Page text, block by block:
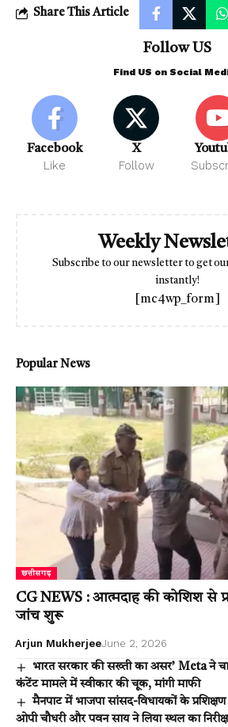
Share This Article
Follow US
Find US on Social
Facebook
Like
X
Follow
Weekly
Subscribe to our newsletter to get
instantly!
[mc4wp_form]
Popular News
छत्तीसगढ़
CG NEWS : आत्मदाह की कोशिश से
जांच शुरू
Arjun MukherjeeJune 2, 2026
भारत सरकार की सख्ती का असर’ Meta ने
कंटेंट मामले में स्वीकार की चूक, मांगी माफी
मैनपाट में भाजपा सांसद-विधायकों के प्रशिक्षण
ओपी चौधरी और पवन साय ने लिया स्थल का